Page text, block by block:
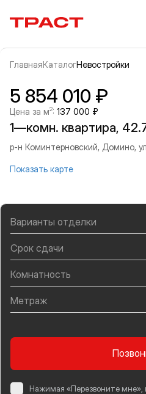
Траст | Служба
ГлавнаяКаталогНовостройки
Информация об
Галерея
5 854 010 ₽
Цена за м2: 137 000 ₽
1—комн. квартира,
р-н Коминтерновский, Домино,
Показать карте
Варианты отделки
Срок сдачи
Комнатность
Метраж
Нажимая «Перезвоните мне»,